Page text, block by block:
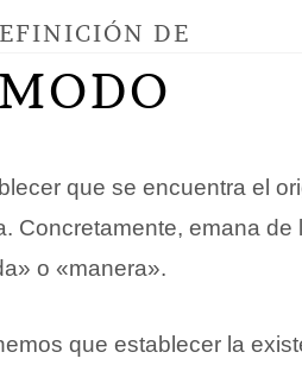
DE
MODO
que se encuentra el
Concretamente, emana de
o «manera».
que establecer la